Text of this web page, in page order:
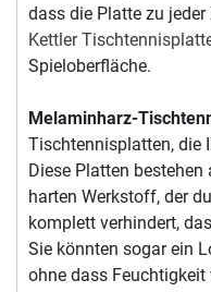
dass die Platte zu
Kettler
Spieloberfläche.
Melaminharz-
Tischtennisplatten, die
Diese Platten
harten Werkstoff, der
komplett verhindert,
Sie könnten sogar ein
ohne dass